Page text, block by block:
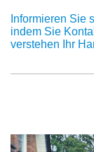
Informieren Sie
indem Sie
verstehen Ihr